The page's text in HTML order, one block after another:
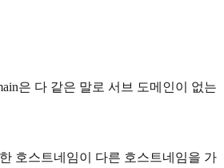
은 다 같은 말로 서브 도메인이 없는
호스트네임이 다른 호스트네임을 가